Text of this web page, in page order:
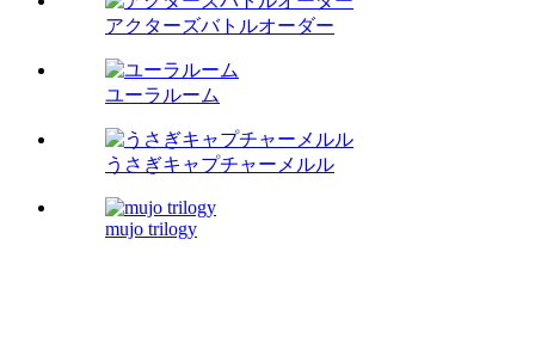
アクターズバトルオーダー
ユーラルーム
うさぎキャプチャーメルル
mujo trilogy